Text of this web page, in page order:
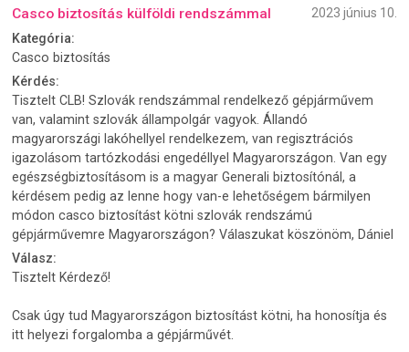
Casco biztosítás külföldi rendszámmal
2023 június 10.
Kategória:
Casco biztosítás
Kérdés:
Tisztelt CLB! Szlovák rendszámmal rendelkező gépjárművem
van, valamint szlovák állampolgár vagyok. Állandó
magyarországi lakóhellyel rendelkezem, van regisztrációs
igazolásom tartózkodási engedéllyel Magyarországon. Van egy
egészségbiztosításom is a magyar Generali biztosítónál, a
kérdésem pedig az lenne hogy van-e lehetőségem bármilyen
módon casco biztosítást kötni szlovák rendszámú
gépjárművemre Magyarországon? Válaszukat köszönöm, Dániel
Válasz:
Tisztelt Kérdező!
Csak úgy tud Magyarországon biztosítást kötni, ha honosítja és
itt helyezi forgalomba a gépjárművét.